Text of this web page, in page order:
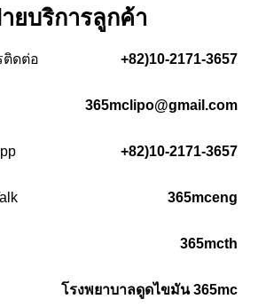
ยบริการลูกค้า
ติดต่อ +82)10-2171-3657
365mclipo@gmail.com
+82)10-2171-3657
365mceng
365mcth
โรงพยาบาลดูดไขมัน 365mc